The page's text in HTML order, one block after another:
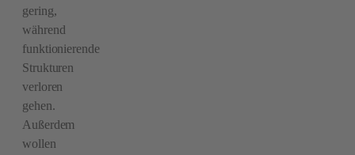
gering,
während
funktionierende
Strukturen
verloren
gehen.
Außerdem
wollen